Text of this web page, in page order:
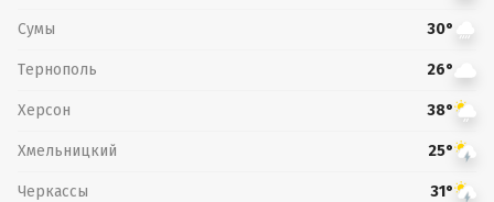
Сумы 30°
Тернополь 26°
Херсон 38°
Хмельницкий 25°
Черкассы 31°